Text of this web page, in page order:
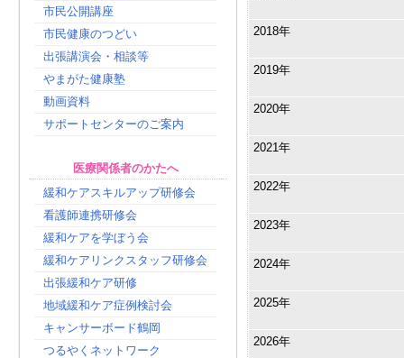
市民公開講座
市民健康のつどい
出張講演会・相談等
やまがた健康塾
動画資料
サポートセンターのご案内
医療関係者のかたへ
緩和ケアスキルアップ研修会
看護師連携研修会
緩和ケアを学ぼう会
緩和ケアリンクスタッフ研修会
出張緩和ケア研修
地域緩和ケア症例検討会
キャンサーボード鶴岡
つるやくネットワーク
2018年
2019年
2020年
2021年
2022年
2023年
2024年
2025年
2026年